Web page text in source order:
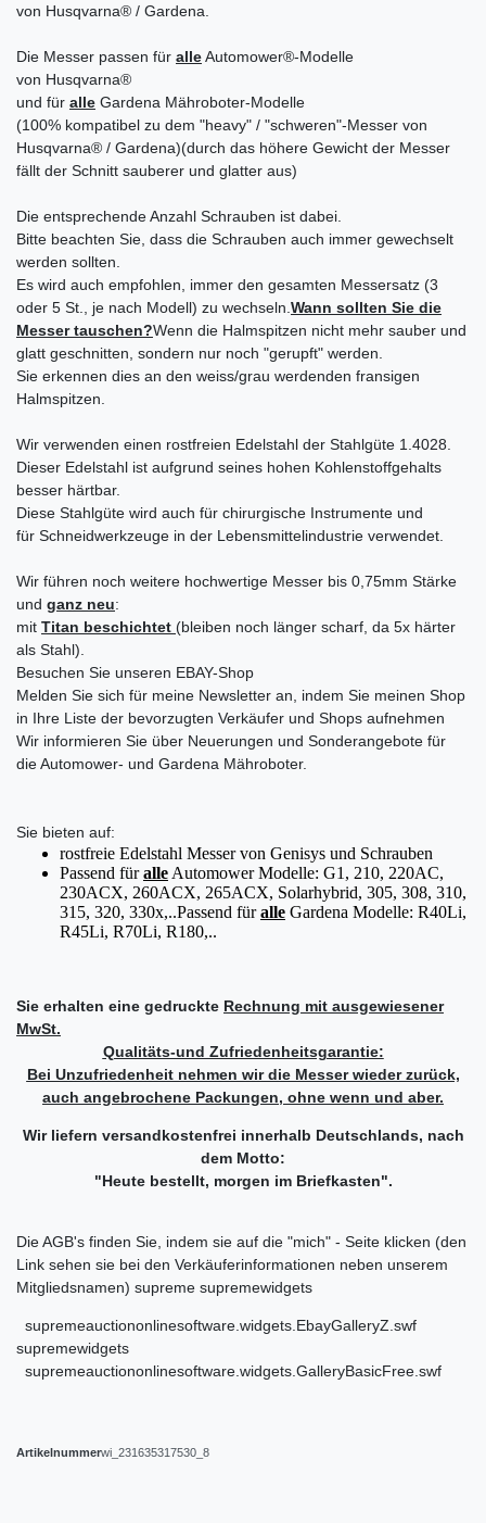
von Husqvarna® / Gardena.
Die Messer passen für alleAutomower®-Modelle
von Husqvarna®
und für alle Gardena Mähroboter-Modelle
(100% kompatibel zu dem "heavy" / "schweren"-Messer von
Husqvarna® / Gardena)(durch das höhere Gewicht der Messer
fällt der Schnitt sauberer und glatter aus)
Die entsprechende Anzahl Schrauben ist dabei.
Bitte beachten Sie, dass die Schrauben auch immer gewechselt
werden sollten.
Es wird auch empfohlen, immer den gesamten Messersatz (3
oder 5 St., je nach Modell) zu wechseln. Wann sollten Sie die
Messer tauschen?Wenn die Halmspitzen nicht mehr sauber und
glatt geschnitten, sondern nur noch "gerupft" werden.
Sie erkennen dies an den weiss/grau werdenden fransigen
Halmspitzen.
Wir verwenden einen rostfreien Edelstahl der Stahlgüte 1.4028.
Dieser Edelstahl ist aufgrund seines hohen Kohlenstoffgehalts
besser härtbar.
Diese Stahlgüte wird auch für chirurgische Instrumente und
für Schneidwerkzeuge in der Lebensmittelindustrie verwendet.
Wir führen noch weitere hochwertige Messer bis 0,75mm Stärke
und ganz neu:
mit Titan beschichtet (bleiben noch länger scharf, da 5x härter
als Stahl).
Besuchen Sie unseren EBAY-Shop
Melden Sie sich für meine Newsletter an, indem Sie meinen Shop
in Ihre Liste der bevorzugten Verkäufer und Shops aufnehmen
Wir informieren Sie über Neuerungen und Sonderangebote für
die Automower- und Gardena Mähroboter.
Sie bieten auf:
rostfreie Edelstahl Messer von Genisys und Schrauben
Passend füralle Automower Modelle: G1, 210, 220AC,
230ACX, 260ACX, 265ACX, Solarhybrid, 305, 308, 310,
315, 320, 330x,..Passend füralle Gardena Modelle: R40Li,
R45Li, R70Li, R180,..
Sie erhalten eine gedruckte Rechnung mit ausgewiesener
MwSt.
Qualitäts-und Zufriedenheitsgarantie:
Bei Unzufriedenheit nehmen wir die Messer wieder zurück,
auch angebrochene Packungen, ohne wenn und aber.
Wir liefern versandkostenfrei innerhalb Deutschlands, nach
dem Motto:
"Heute bestellt, morgen im Briefkasten".
Die AGB's finden Sie, indem sie auf die "mich" - Seite klicken (den
Link sehen sie bei den Verkäuferinformationen neben unserem
Mitgliedsnamen) supreme supremewidgets
supremeauctiononlinesoftware.widgets.EbayGalleryZ.swf
supremewidgets
supremeauctiononlinesoftware.widgets.GalleryBasicFree.swf
Artikelnummerwi_231635317530_8